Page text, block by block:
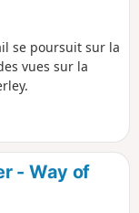
se poursuit sur la
vues sur la
- Way of